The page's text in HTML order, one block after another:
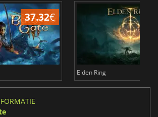
37.32€
Elden Ring